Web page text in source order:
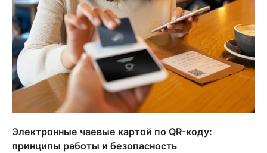
Электронные чаевые картой по QR-коду:
принципы работы и безопасность